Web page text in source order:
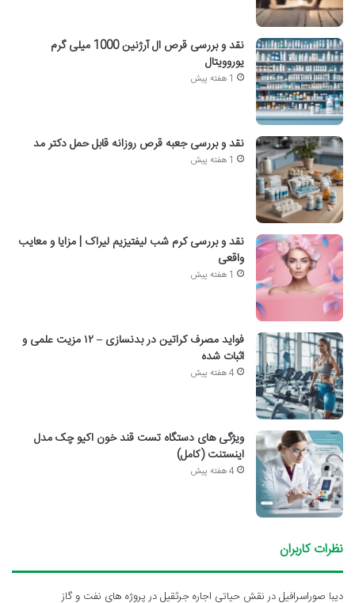
نقد و بررسی قرص ال آرژنین 1000 میلی گرم
یوروویتال
1 هفته پیش
نقد و بررسی جعبه قرص روزانه قابل حمل دکتر مد
1 هفته پیش
نقد و بررسی کرم شب لیفتیزیم لیراک | مزایا و معایب
واقعی
1 هفته پیش
فواید مصرف کراتین در بدنسازی – ۱۲ مزیت علمی و
اثبات شده
4 هفته پیش
ویژگی های دستگاه تست قند خون اکیو چک مدل
اینستنت (کامل)
4 هفته پیش
نظرات کاربران
دیبا صوراسرافیلدرنقش حیاتی اجاره جرثقیل در پروژه های نفت و گاز